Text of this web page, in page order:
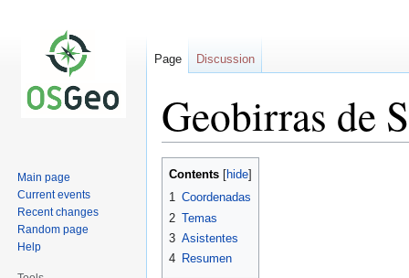
Geobirras de
Jump
Jump
Contents
1 Coordenadas
2 Temas
3 Asistentes
4 Resumen
Page Discussion
Main page
Current events
Recent changes
Random page
Help